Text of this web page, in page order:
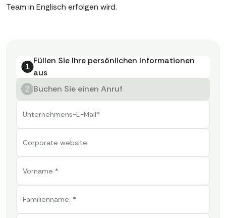
Team in Englisch erfolgen wird.
Füllen Sie Ihre persönlichen Informationen
aus
Buchen Sie einen Anruf